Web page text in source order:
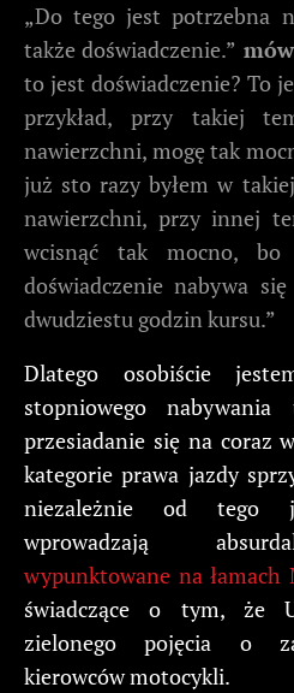
„Do tego jest potrzebna
także doświadczenie.”
to jest doświadczenie? To
przykład, przy takiej
nawierzchni, mogę tak
już sto razy byłem w
nawierzchni, przy innej
wcisnąć tak mocno,
doświadczenie nabywa
dwudziestu godzin kursu.”
Dlatego osobiście
stopniowego nabywania
przesiadanie się na coraz
kategorie prawa jazdy
niezależnie od tego
wprowadzają
wypunktowane na łamach
świadczące o tym, że
zielonego pojęcia o
kierowców motocykli.